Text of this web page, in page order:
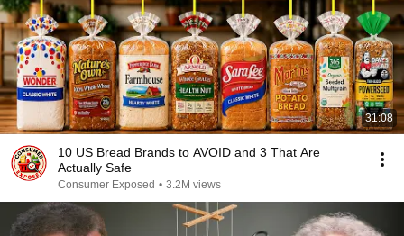
31:08
10 US Bread Brands to AVOID and 3 That Are
Actually Safe
Consumer Exposed • 3.2M views